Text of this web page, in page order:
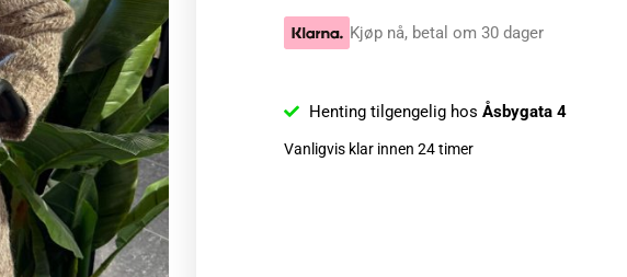
Kjøp nå, betal om 30 dager
Henting tilgengelig hos Åsbygata 4
Vanligvis klar innen 24 timer